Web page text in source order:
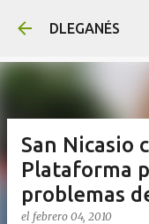
DLEGANÉS
San Nicasio
Plataforma
problemas
el febrero 04, 2010